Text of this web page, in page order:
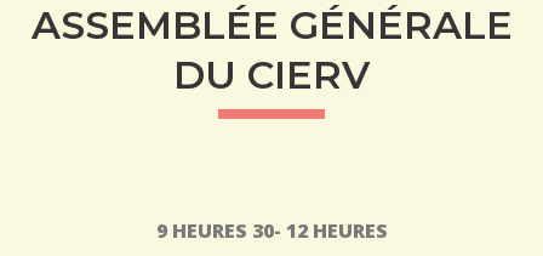
ASSEMBLÉE GÉNÉRALE
DU CIERV
9 HEURES 30- 12 HEURES